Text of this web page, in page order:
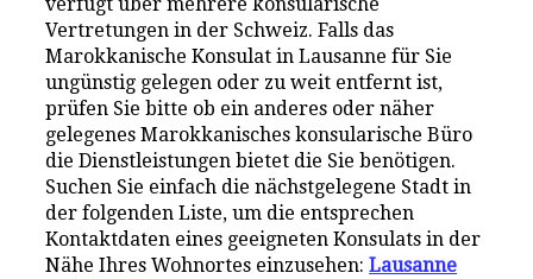
Vertretungen in der Schweiz. Falls das
Marokkanische Konsulat in Lausanne für Sie
ungünstig gelegen oder zu weit entfernt ist,
prüfen Sie bitte ob ein anderes oder näher
gelegenes Marokkanisches konsularische Büro
die Dienstleistungen bietet die Sie benötigen.
Suchen Sie einfach die nächstgelegene Stadt in
der folgenden Liste, um die entsprechen
Kontaktdaten eines geeigneten Konsulats in der
Nähe Ihres Wohnortes einzusehen:Lausanne